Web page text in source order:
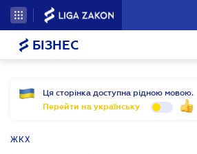
БІЗНЕС
Ця сторінка доступна рідною мовою.
Перейти на українську
ЖКХ